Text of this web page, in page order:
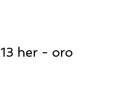
her - oro